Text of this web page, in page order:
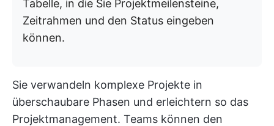
Tabelle, in die Sie Projektmeilensteine,
Zeitrahmen und den Status eingeben
können.
Sie verwandeln komplexe Projekte in
überschaubare Phasen und erleichtern so das
Projektmanagement. Teams können den